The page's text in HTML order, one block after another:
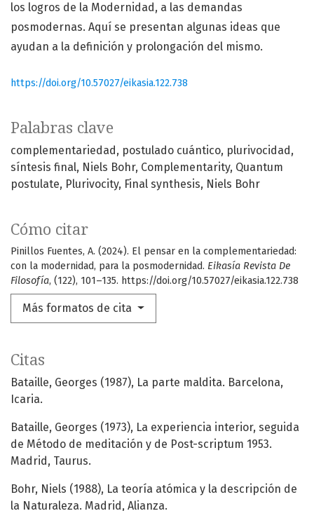
Palabras clave
complementariedad postulado cuántico plurivocidad
síntesis final Niels Bohr Complementarity Quantum
postulate
Plurivocity Final synthesis Niels Bohr
Cómo citar
Pinillos Fuentes, A. (2024). El pensar en la complementariedad:
con la modernidad, para la posmodernidad. Eikasía Revista De
Filosofía, (122), 101–135. https://doi.org/10.57027/eikasia.122.738
Más formatos de cita
los logros de la Modernidad, a las demandas
posmodernas. Aquí se presentan algunas ideas que
ayudan a la definición y prolongación del mismo.
https://doi.org/10.57027/eikasia.122.738
Citas
Bataille, Georges (1987), La parte maldita. Barcelona,
Icaria.
Bataille, Georges (1973), La experiencia interior, seguida
de Método de meditación y de Post-scriptum 1953.
Madrid, Taurus.
Bohr, Niels (1988), La teoría atómica y la descripción de
la Naturaleza. Madrid, Alianza.